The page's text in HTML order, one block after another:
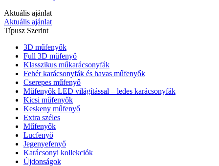
Aktuális ajánlat
Aktuális ajánlat
Típusz Szerint
3D műfenyők
Full 3D műfenyő
Klasszikus műkarácsonyfák
Fehér karácsonyfák és havas műfenyők
Cserepes műfenyő
Műfenyők LED világítással – ledes karácsonyfák
Kicsi műfenyők
Keskeny műfenyő
Extra széles
Műfenyők
Lucfenyő
Jegenyefenyő
Karácsonyi kollekciók
Újdonságok